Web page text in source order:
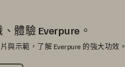
體驗 Everpure。
與示範，了解 Everpure 的強大功效。